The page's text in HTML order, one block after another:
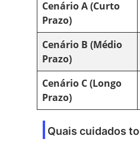
Cenário A (Curto
Prazo)
Cenário B (Médio
Prazo)
Cenário C (Longo
Prazo)
Quais cuidados